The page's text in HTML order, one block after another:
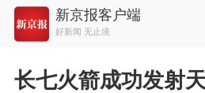
新京报客户端
好新闻 无止境
长七火箭成功发射